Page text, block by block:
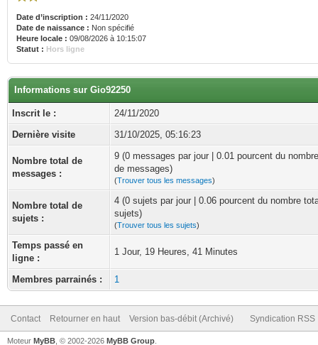
Date d’inscription : 24/11/2020
Date de naissance : Non spécifié
Heure locale : 09/08/2026 à 10:15:07
Statut : Hors ligne
Informations sur Gio92250
Inscrit le :
24/11/2020
Dernière visite
31/10/2025, 05:16:23
Nombre total de
messages :
9 (0 messages par jour | 0.01 pourcent du
de messages)
(Trouver tous les messages)
Nombre total de
sujets :
4 (0 sujets par jour | 0.06 pourcent du nombre
sujets)
(Trouver tous les sujets)
Temps passé en
ligne :
1 Jour, 19 Heures, 41 Minutes
Membres parrainés : 1
Contact Retourner en haut Version bas-débit (Archivé) Syndication RSS
Moteur MyBB , © 2002-2026 MyBB Group